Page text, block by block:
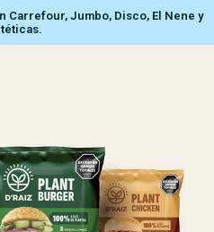
Carrefour, Jumbo, Disco, El Nene y